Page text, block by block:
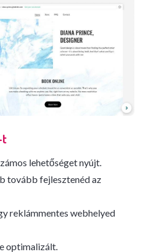
t
lehetőséget nyújt.
tovább fejlesztenéd az
reklámmentes webhelyed
optimalizált.